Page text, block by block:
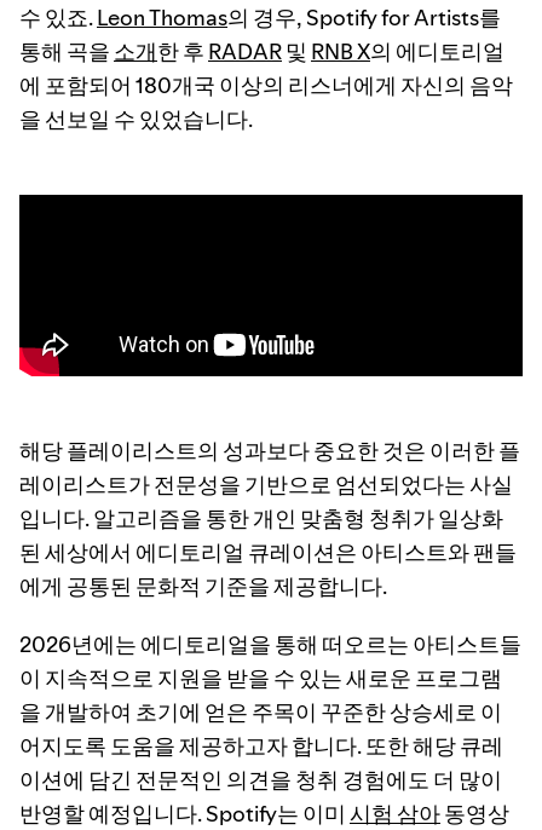
수 있죠.Leon Thomas의 경우, Spotify for Artists를
통해 곡을 소개한 후 RADAR 및 RNB X의 에디토리얼
에 포함되어 180개국 이상의 리스너에게 자신의 음악
을 선보일 수 있었습니다.
해당 플레이리스트의 성과보다 중요한 것은 이러한 플
레이리스트가 전문성을 기반으로 엄선되었다는 사실
입니다. 알고리즘을 통한 개인 맞춤형 청취가 일상화
된 세상에서 에디토리얼 큐레이션은 아티스트와 팬들
에게 공통된 문화적 기준을 제공합니다.
2026년에는 에디토리얼을 통해 떠오르는 아티스트들
이 지속적으로 지원을 받을 수 있는 새로운 프로그램
을 개발하여 초기에 얻은 주목이 꾸준한 상승세로 이
어지도록 도움을 제공하고자 합니다. 또한 해당 큐레
이션에 담긴 전문적인 의견을 청취 경험에도 더 많이
반영할 예정입니다. Spotify는 이미 시험 삼아동영상